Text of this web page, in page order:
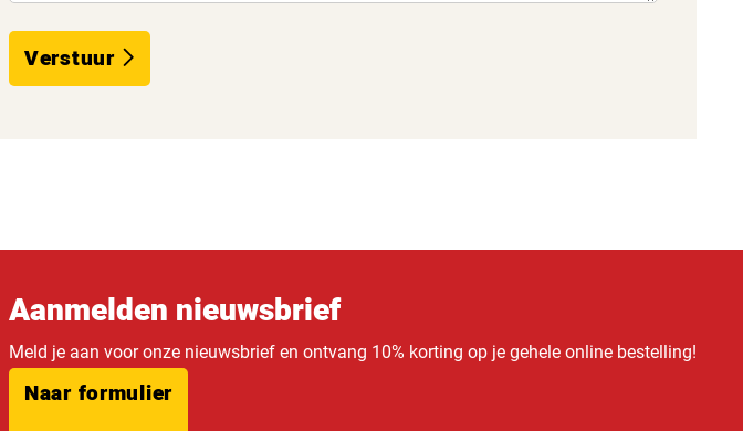
Verstuur
Aanmelden nieuwsbrief
Meld je aan voor onze nieuwsbrief en ontvang 10% korting op je gehele online bestelling!
Naar formulier